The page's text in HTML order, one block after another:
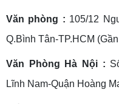
Văn phòng : 105/12
Q.Bình Tân-TP.HCM
Văn Phòng Hà Nội :
Lĩnh Nam-Quận Hoàng